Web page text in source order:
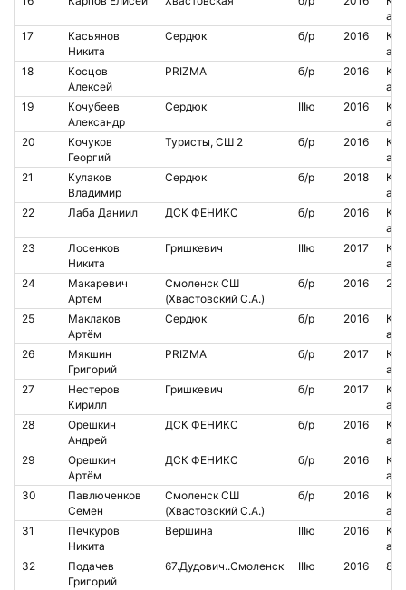
17
Касьянов
Никита
Сердюк б/р 2016
18
Косцов
Алексей
PRIZMA б/р 2016
19
Кочубеев
Александр
Сердюк IIIю 2016
20
Кочуков
Георгий
Туристы, СШ 2 б/р 2016
21
Кулаков
Владимир
Сердюк б/р 2018
22
Лаба Даниил ДСК ФЕНИКС б/р 2016
23
Лосенков
Никита
Гришкевич IIIю 2017
24
Макаревич
Артем
Смоленск СШ
(Хвастовский С.А.)
б/р 2016
25
Маклаков
Артём
Сердюк б/р 2016
26
Мякшин
Григорий
PRIZMA б/р 2017
27
Нестеров
Кирилл
Гришкевич б/р 2017
28
Орешкин
Андрей
ДСК ФЕНИКС б/р 2016
29
Орешкин
Артём
ДСК ФЕНИКС б/р 2016
30
Павлюченков
Семен
Смоленск СШ
(Хвастовский С.А.)
б/р 2016
31
Печкуров
Никита
Вершина IIIю 2016
32
Подачев
Григорий
67.Дудович..Смоленск IIIю 2016